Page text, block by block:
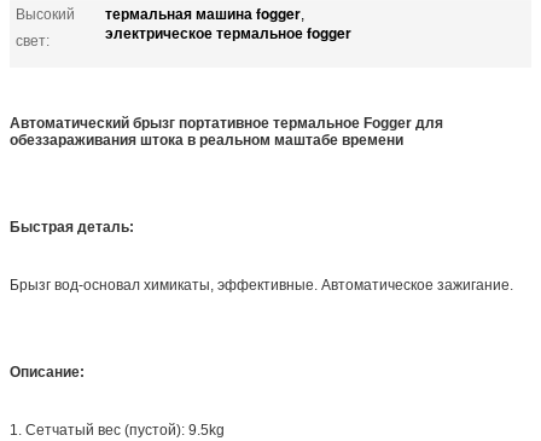
Высокий
свет:
термальная машина fogger,
электрическое термальное fogger
Автоматический брызг портативное термальное Fogger для
обеззараживания штока в реальном маштабе времени
Быстрая деталь:
Брызг вод-основал химикаты, эффективные. Автоматическое зажигание.
Описание:
1. Сетчатый вес (пустой): 9.5kg